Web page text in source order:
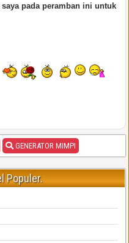
pada peramban ini untuk
GENERATOR MIMPI
Populer.